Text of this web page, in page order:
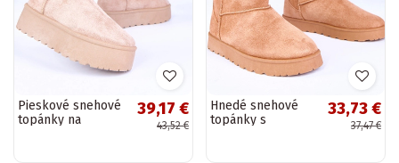
Pieskové snehové
topánky na
39,17 €
43,52 €
Hnedé snehové
topánky s
33,73 €
37,47 €